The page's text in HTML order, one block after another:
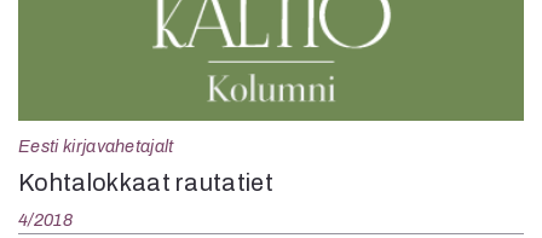
Eesti kirjavahetajalt
Kohtalokkaat rautatiet
4/2018